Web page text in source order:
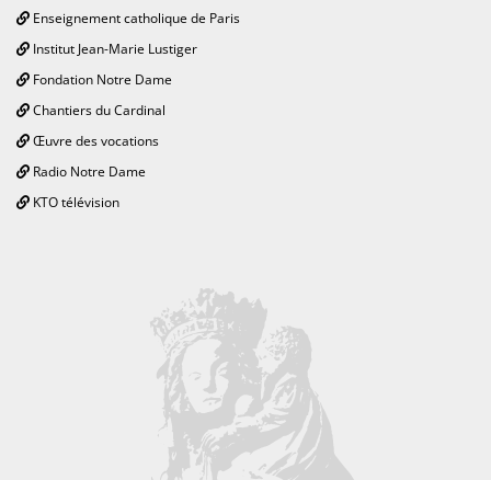
Enseignement catholique de Paris
Institut Jean-Marie Lustiger
Fondation Notre Dame
Chantiers du Cardinal
Œuvre des vocations
Radio Notre Dame
KTO télévision